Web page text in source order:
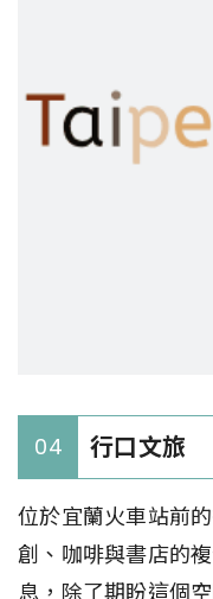
04 行口文旅
位於宜蘭火車站前
創、咖啡與書店的
息，除了期盼這個